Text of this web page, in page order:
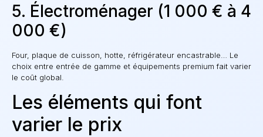
5. Électroménager (1 000 € à 4
000 €)
Four, plaque de cuisson, hotte, réfrigérateur encastrable… Le
choix entre entrée de gamme et équipements premium fait varier
le coût global.
Les éléments qui font
varier le prix